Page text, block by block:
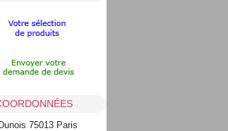
75013 Paris